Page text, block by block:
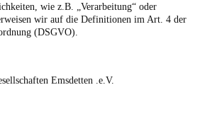
wie z.B. „Verarbeitung“ oder
wir auf die Definitionen im Art. 4 der
(DSGVO).
Emsdetten .e.V.